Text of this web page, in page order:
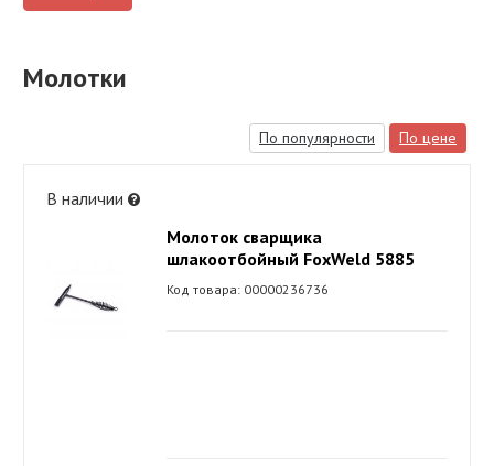
Молотки
По популярности По цене
В наличии
Молоток сварщика
шлакоотбойный FoxWeld 5885
Код товара: 00000236736